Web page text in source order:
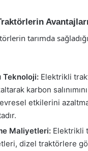
Avantajları
tarımda
Teknoloji: Elektrikli
karbon
etkilerini
Maliyetleri: Elektrikli
dizel traktörlere